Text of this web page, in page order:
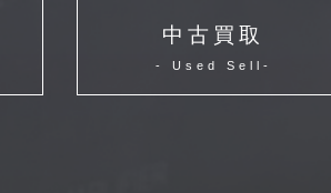
中古買取
- Used Sell-